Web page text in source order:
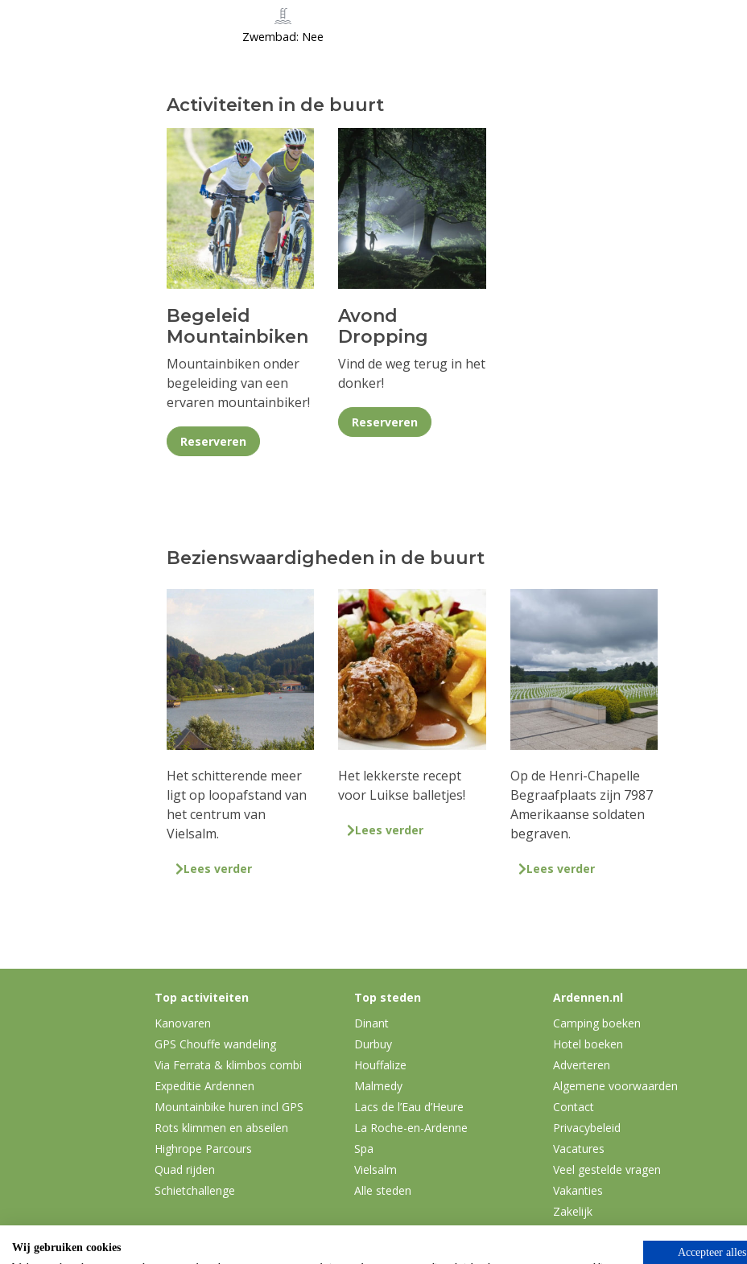
Zwembad: Nee
Activiteiten in de buurt
Begeleid
Mountainbiken
Mountainbiken onder
begeleiding van een
ervaren mountainbiker!
Reserveren
Avond
Dropping
Vind de weg terug in het
donker!
Reserveren
Bezienswaardigheden in de buurt
Het schitterende meer
ligt op loopafstand van
het centrum van
Vielsalm.
Lees verder
Het lekkerste recept
voor Luikse balletjes!
Lees verder
Op de Henri-Chapelle
Begraafplaats zijn 7987
Amerikaanse soldaten
begraven.
Lees verder
Top activiteiten
Kanovaren
GPS Chouffe wandeling
Via Ferrata & klimbos combi
Expeditie Ardennen
Mountainbike huren incl GPS
Rots klimmen en abseilen
Highrope Parcours
Quad rijden
Schietchallenge
Top steden
Dinant
Durbuy
Houffalize
Malmedy
Lacs de l’Eau d’Heure
La Roche-en-Ardenne
Spa
Vielsalm
Alle steden
Ardennen.nl
Camping boeken
Hotel boeken
Adverteren
Algemene voorwaarden
Contact
Privacybeleid
Vacatures
Veel gestelde vragen
Vakanties
Zakelijk
Wij gebruiken cookies Accepteer alles